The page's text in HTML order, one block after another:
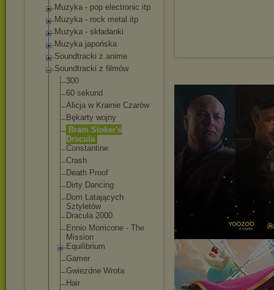
Muzyka - pop electronic itp
Muzyka - rock metal itp
Muzyka - składanki
Muzyka japońska
Soundtracki z anime
Soundtracki z filmów
300
60 sekund
Alicja w Krainie Czarów
Bękarty wojny
Bram Stoker's
Dracula
Constantine
Crash
Death Proof
Dirty Dancing
Dom Latających
Sztyletów
Dracula 2000
Ennio Morricone - The
Mission
Equilibrium
Gamer
Gwiezdne Wrota
Hair